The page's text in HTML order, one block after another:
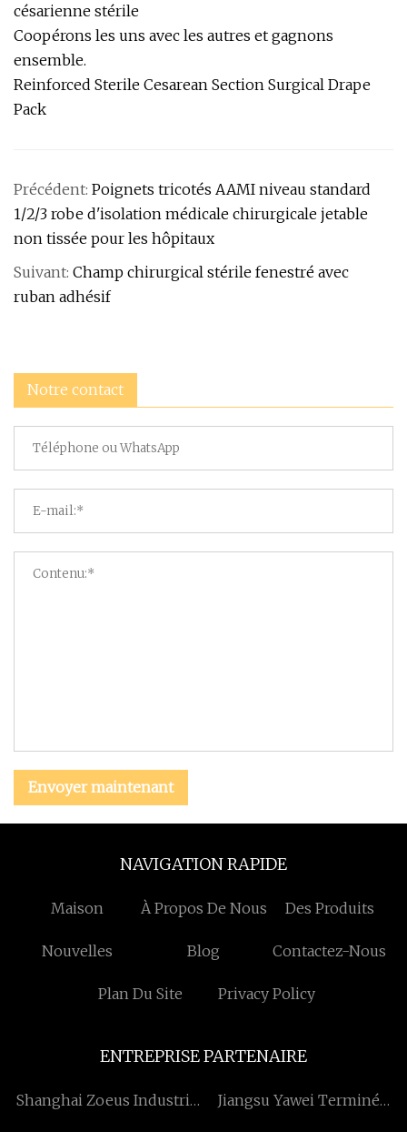
césarienne stérile
Coopérons les uns avec les autres et gagnons
ensemble.
Reinforced Sterile Cesarean Section Surgical Drape
Pack
Précédent: Poignets tricotés AAMI niveau standard
1/2/3 robe d'isolation médicale chirurgicale jetable
non tissée pour les hôpitaux
Suivant: Champ chirurgical stérile fenestré avec
ruban adhésif
Notre contact
Envoyer maintenant
NAVIGATION RAPIDE
Maison À Propos De Nous Des Produits
Nouvelles Blog Contactez-Nous
Plan Du Site Privacy Policy
ENTREPRISE PARTENAIRE
Shanghai Zoeus Industrial
Jiangsu Yawei Terminé